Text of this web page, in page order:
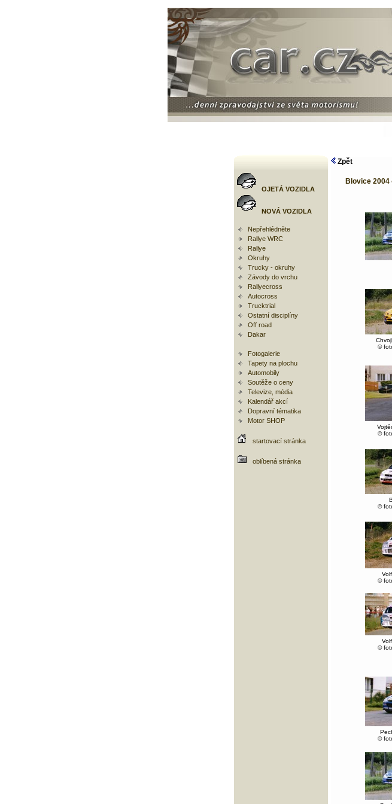
OJETÁ VOZIDLA
NOVÁ VOZIDLA
Nepřehlédněte
Rallye WRC
Rallye
Okruhy
Trucky - okruhy
Závody do vrchu
Rallyecross
Autocross
Trucktrial
Ostatní disciplíny
Off road
Dakar
Fotogalerie
Tapety na plochu
Automobily
Soutěže o ceny
Televize, média
Kalendář akcí
Dopravní tématika
Motor SHOP
startovací stránka
oblíbená stránka
Zpět
Blovice 2004
©
©
©
©
©
©